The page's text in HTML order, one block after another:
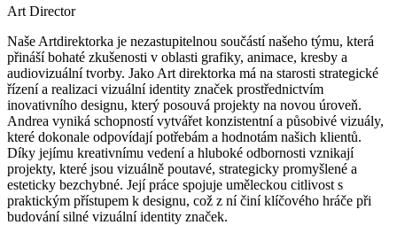
Art Director
Naše Artdirektorka je nezastupitelnou součástí našeho týmu, která
přináší bohaté zkušenosti v oblasti grafiky, animace, kresby a
audiovizuální tvorby. Jako Art direktorka má na starosti strategické
řízení a realizaci vizuální identity značek prostřednictvím
inovativního designu, který posouvá projekty na novou úroveň.
Andrea vyniká schopností vytvářet konzistentní a působivé vizuály,
které dokonale odpovídají potřebám a hodnotám našich klientů.
Díky jejímu kreativnímu vedení a hluboké odbornosti vznikají
projekty, které jsou vizuálně poutavé, strategicky promyšlené a
esteticky bezchybné. Její práce spojuje uměleckou citlivost s
praktickým přístupem k designu, což z ní činí klíčového hráče při
budování silné vizuální identity značek.